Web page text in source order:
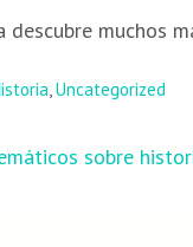
muchos
,Uncategorized
sobre